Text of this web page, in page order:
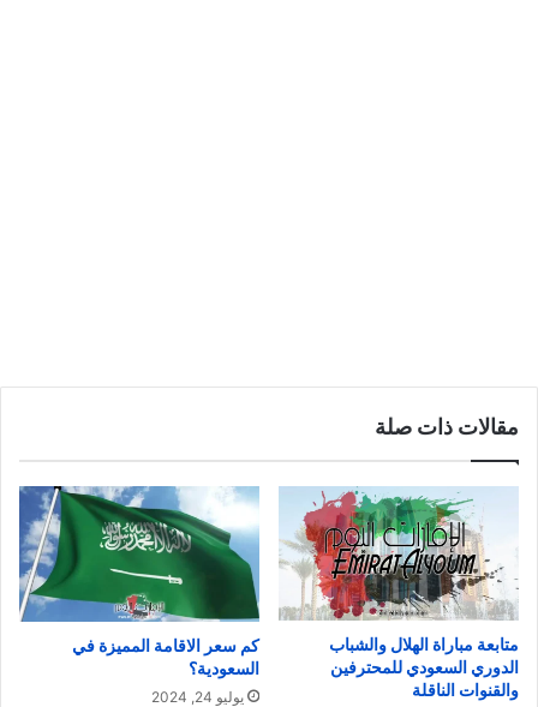
مقالات ذات صلة
متابعة مباراة الهلال والشباب
الدوري السعودي للمحترفين
والقنوات الناقلة
كم سعر الاقامة المميزة في
السعودية؟
يوليو 24, 2024